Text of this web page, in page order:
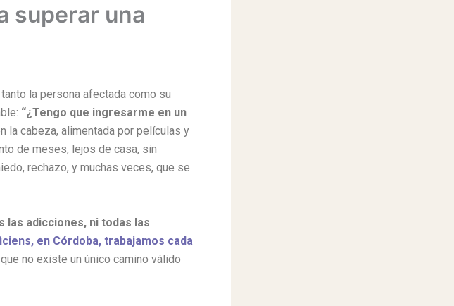
superar una
la persona afectada como su
“¿Tengo que ingresarme en un
la cabeza, alimentada por películas y
de meses, lejos de casa, sin
rechazo, y muchas veces, que se
las adicciones, ni todas las
en Córdoba, trabajamos cada
no existe un único camino válido